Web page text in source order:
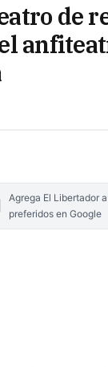
de
Agrega El Libertador
preferidos en Google